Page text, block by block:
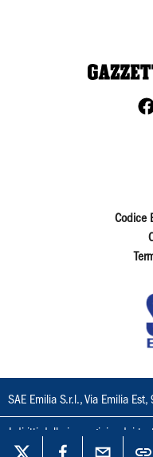
Codice
SAE Emilia S.r.l., Via Emilia
I diritti delle immagini e dei
loro riproduzione con